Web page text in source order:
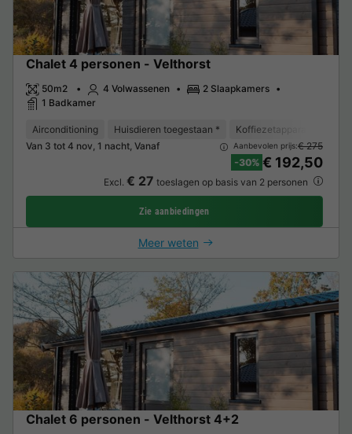
Chalet 4 personen - Velthorst
50m2 4 Volwassenen
2 Slaapkamers
1 Badkamer
Airconditioning Huisdieren toegestaan * Koffiezetapparaat
Van 3 tot 4 nov, 1 nacht, Vanaf
Aanbevolen prijs:€ 275
-30% € 192,50
Excl. € 27 toeslagen op basis van 2 personen
Zie aanbiedingen
Meer weten
Chalet 6 personen - Velthorst 4+2